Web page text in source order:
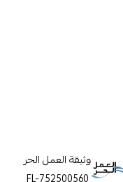
وثيقة العمل الحر